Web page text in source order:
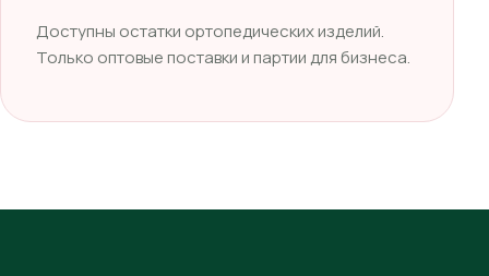
Доступны остатки ортопедических изделий.
Только оптовые поставки и партии для бизнеса.